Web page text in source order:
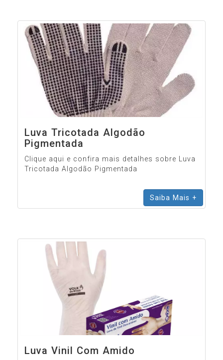
Luva Tricotada Algodão
Pigmentada
Clique aqui e confira mais detalhes sobre Luva
Tricotada Algodão Pigmentada
Saiba Mais +
Luva Vinil Com Amido